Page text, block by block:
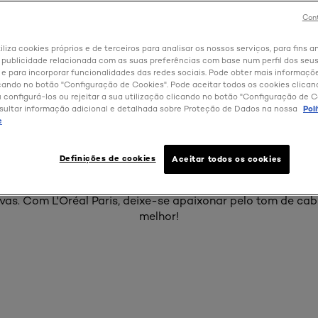
é a sua imagem de marca em termos de beleza e um
requer especial atenção. É por isso que a L'Oréal
de produtos de cuidados de cabelo, que respondem às
Mantenha o cabelo limpo e disciplinado com os
elevada qualidade. Nutra-o com máscaras para cabelo
de cabelo não tem de ficar por aqui, pois L'Oréal
para pentear, lacas e séruns capilares concebidos
uma mudança radical, retocar as raízes, cobrir os
o cabelo com um tom pastel? As nossas gamas
todas as suas necessidades, com produtos
Com L'Oréal Paris, deixe-se apaixonar pelo tom de
melhor!
cookies próprios e de terceiros para analisar os nossos serviços, para fins
relacionada com as suas preferências com base num perfil dos
para incorporar funcionalidades das redes sociais. Pode obter mais
no botão "Configuração de Cookies". Pode aceitar todos os cookies
configurá-los ou rejeitar a sua utilização clicando no botão "Configuração de
informação adicional e detalhada sobre Proteção de Dados na nossa
Definições de cookies Aceitar todos os cookies